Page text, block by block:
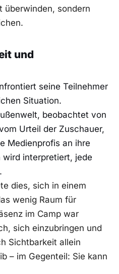
überwinden, sondern
und
seine Teilnehmer
Situation.
beobachtet von
Urteil der Zuschauer,
Medienprofis an ihre
wird interpretiert, jede
dies, sich in einem
wenig Raum für
im Camp war
sich einzubringen und
Sichtbarkeit allein
– im Gegenteil: Sie kann